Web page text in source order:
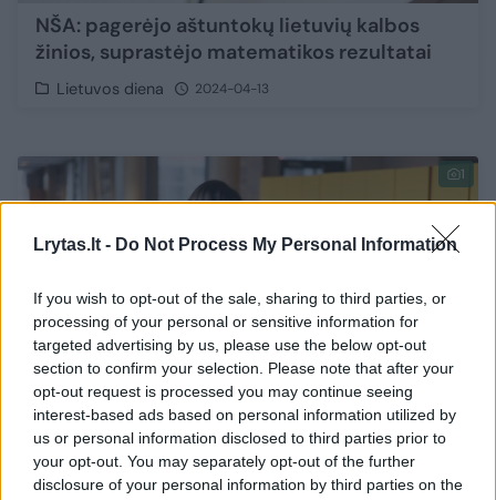
Lrytas.lt - Do Not Process My Personal Information
If you wish to opt-out of the sale, sharing to third parties, or
processing of your personal or sensitive information for
targeted advertising by us, please use the below opt-out
section to confirm your selection. Please note that after your
opt-out request is processed you may continue seeing
interest-based ads based on personal information utilized by
us or personal information disclosed to third parties prior to
your opt-out. You may separately opt-out of the further
disclosure of your personal information by third parties on the
NŠA: pagerėjo aštuntokų lietuvių kalbos
žinios, suprastėjo matematikos rezultatai
Lietuvos diena 2024-04-13
1
Aštuntokų matematikos pasiekimai šiek